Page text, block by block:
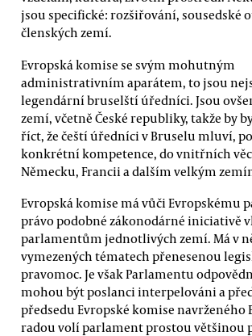
jsou specifické: rozšiřování, sousedské
členských zemí.
Evropská komise se svým mohutným
administrativním aparátem, to jsou
legendární bruselští úředníci. Jsou
zemí, včetně České republiky, takže by
říct, že čeští úředníci v Bruselu mluví,
konkrétní kompetence, do vnitřních
Německu, Francii a dalším velkým
Evropská komise má vůči Evropskému
právo podobné zákonodárné iniciativě
parlamentům jednotlivých zemí. Má v
vymezených tématech přenesenou
pravomoc. Je však Parlamentu
mohou být poslanci interpelováni a
předsedu Evropské komise navrženého
radou volí parlament prostou většinou